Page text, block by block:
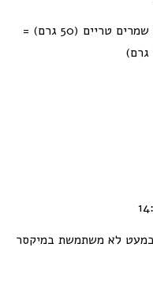
שקית שמרים טריים (50 גרם) = קוביית שמרים טריים (50 גרם) =
לא משתמשת במיקסר